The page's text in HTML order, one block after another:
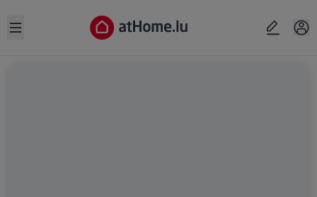
Open sidebar